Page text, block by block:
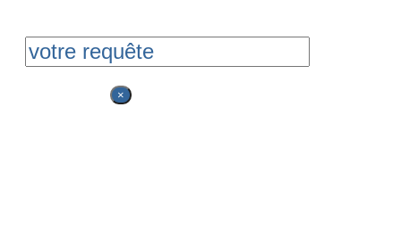
Rechercher
×